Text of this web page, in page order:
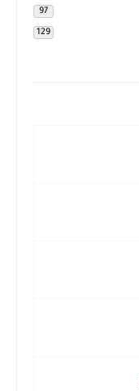
97
129